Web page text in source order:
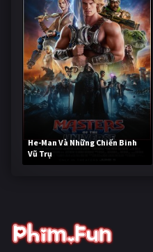
He-Man Và Những Chiến Binh
Vũ Trụ
250,170 lượt xem